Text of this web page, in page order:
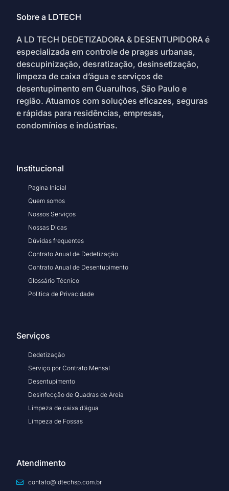
Sobre a LDTECH
A LD TECH DEDETIZADORA & DESENTUPIDORA é
especializada em controle de pragas urbanas,
descupinização, desratização, desinsetização,
limpeza de caixa d’água e serviços de
desentupimento em Guarulhos, São Paulo e
região. Atuamos com soluções eficazes, seguras
e rápidas para residências, empresas,
condomínios e indústrias.
Institucional
Pagina Inicial
Quem somos
Nossos Serviços
Nossas Dicas
Dúvidas frequentes
Contrato Anual de Dedetização
Contrato Anual de Desentupimento
Glossário Técnico
Politica de Privacidade
Serviços
Dedetização
Serviço por Contrato Mensal
Desentupimento
Desinfecção de Quadras de Areia
Limpeza de caixa d’água
Limpeza de Fossas
Atendimento
contato@ldtechsp.com.br